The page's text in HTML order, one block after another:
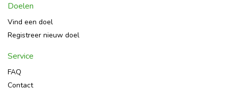
Doelen
Vind een doel
Registreer nieuw doel
Service
FAQ
Contact